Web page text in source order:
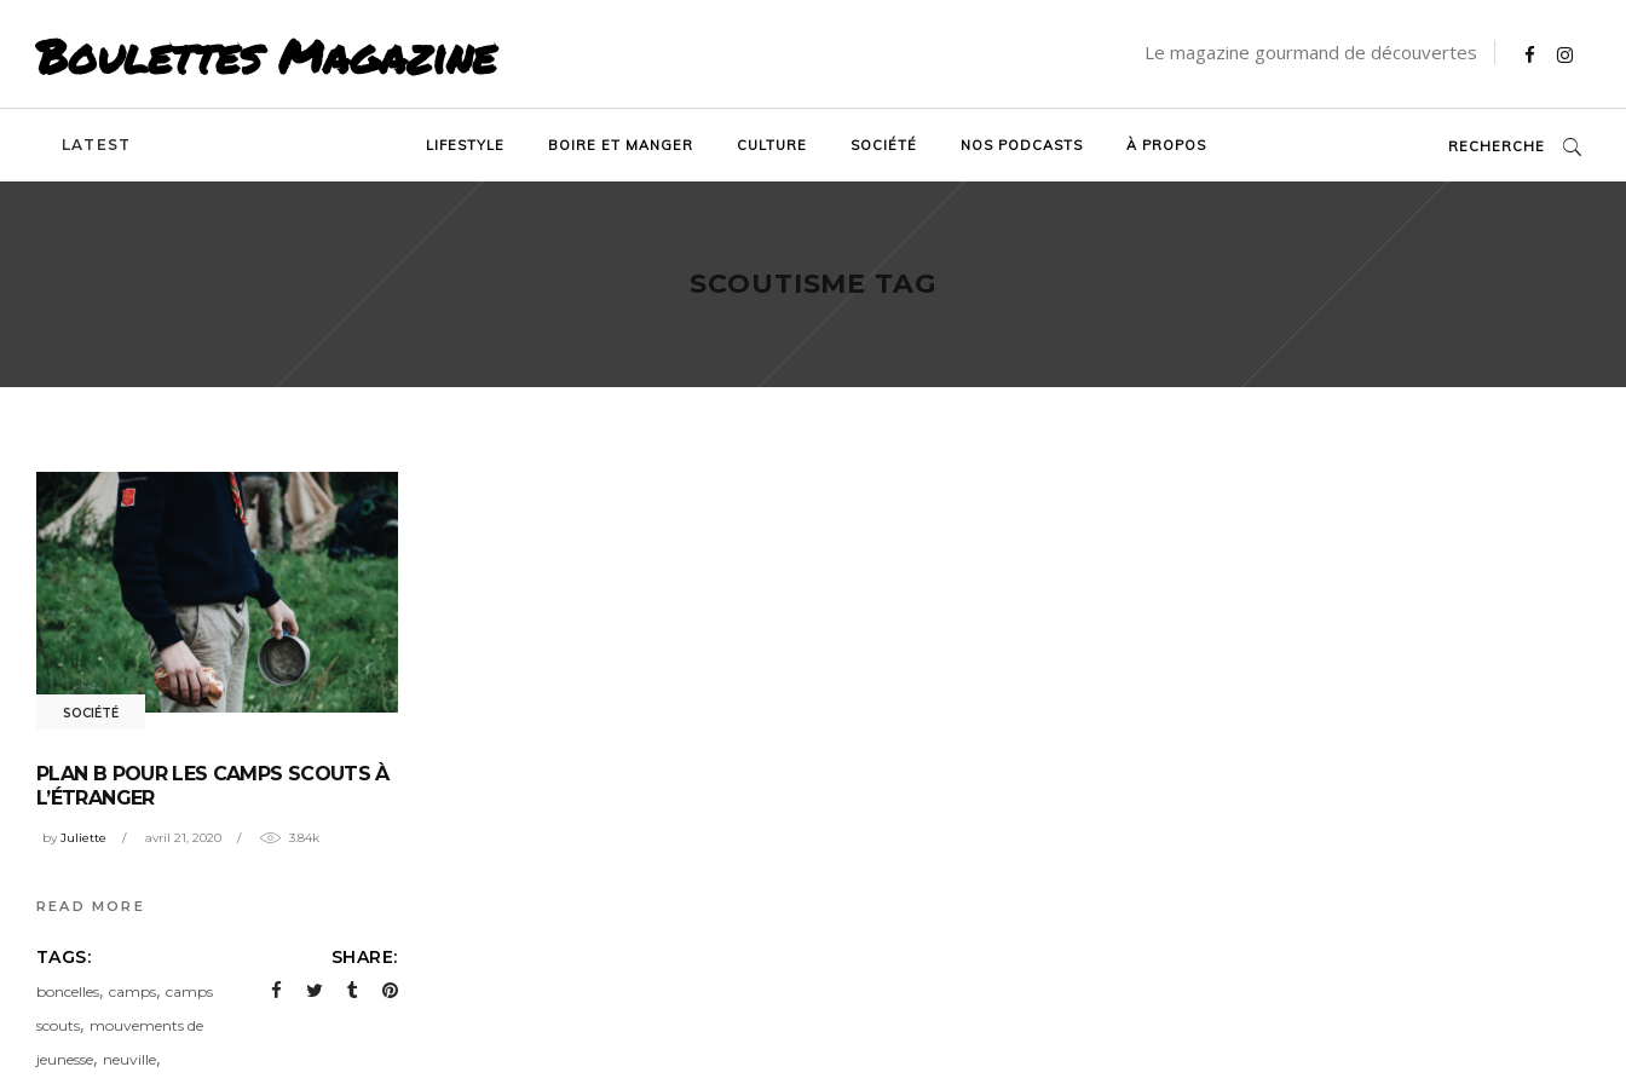
Boulettes Magazine Le magazine gourmand de découvertes
LATEST LIFESTYLE BOIRE ET MANGER CULTURE SOCIÉTÉ NOS PODCASTS À PROPOS RECHERCHE
SCOUTISME TAG
SOCIÉTÉ
PLAN B POUR LES CAMPS SCOUTS À
L’ÉTRANGER
byJuliette avril 21, 2020 3.84k
READ MORE
TAGS:
boncelles, camps, camps
scouts, mouvements de
jeunesse, neuville,
SHARE: